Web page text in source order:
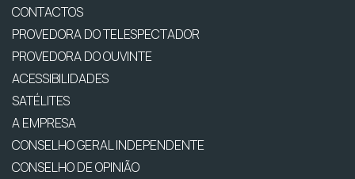
CONTACTOS
PROVEDORA DO TELESPECTADOR
PROVEDORA DO OUVINTE
ACESSIBILIDADES
SATÉLITES
A EMPRESA
CONSELHO GERAL INDEPENDENTE
CONSELHO DE OPINIÃO